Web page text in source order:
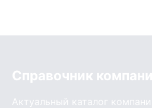
Справочник
Актуальный каталог